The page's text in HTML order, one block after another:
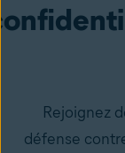
Rejoignez
défense